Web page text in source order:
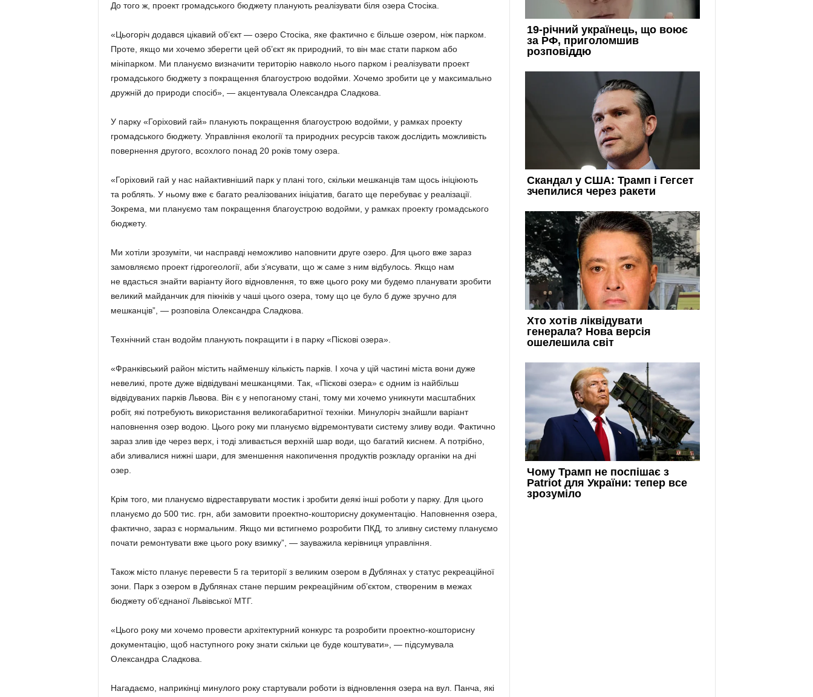
До того ж, проект громадського бюджету планують реалізувати біля озера Стосіка.
«Цьогоріч додався цікавий об’єкт — озеро Стосіка, яке фактично є більше озером, ніж парком.
Проте, якщо ми хочемо зберегти цей об’єкт як природний, то він має стати парком або
мініпарком. Ми плануємо визначити територію навколо нього парком і реалізувати проект
громадського бюджету з покращення благоустрою водойми. Хочемо зробити це у максимально
дружній до природи спосіб», — акцентувала Олександра Сладкова.
У парку «Горіховий гай» планують покращення благоустрою водойми, у рамках проекту
громадського бюджету. Управління екології та природних ресурсів також дослідить можливість
повернення другого, всохлого понад 20 років тому озера.
«Горіховий гай у нас найактивніший парк у плані того, скільки мешканців там щось ініціюють
та роблять. У ньому вже є багато реалізованих ініціатив, багато ще перебуває у реалізації.
Зокрема, ми плануємо там покращення благоустрою водойми, у рамках проекту громадського
бюджету.
Ми хотіли зрозуміти, чи насправді неможливо наповнити друге озеро. Для цього вже зараз
замовляємо проект гідрогеології, аби з’ясувати, що ж саме з ним відбулось. Якщо нам
не вдасться знайти варіанту його відновлення, то вже цього року ми будемо планувати зробити
великий майданчик для пікніків у чаші цього озера, тому що це було б дуже зручно для
мешканців”, — розповіла Олександра Сладкова.
Технічний стан водойм планують покращити і в парку «Піскові озера».
«Франківський район містить найменшу кількість парків. І хоча у цій частині міста вони дуже
невеликі, проте дуже відвідувані мешканцями. Так, «Піскові озера» є одним із найбільш
відвідуваних парків Львова. Він є у непоганому стані, тому ми хочемо уникнути масштабних
робіт, які потребують використання великогабаритної техніки. Минулоріч знайшли варіант
наповнення озер водою. Цього року ми плануємо відремонтувати систему зливу води. Фактично
зараз злив іде через верх, і тоді зливається верхній шар води, що багатий киснем. А потрібно,
аби зливалися нижні шари, для зменшення накопичення продуктів розкладу органіки на дні
озер.
Крім того, ми плануємо відреставрувати мостик і зробити деякі інші роботи у парку. Для цього
плануємо до 500 тис. грн, аби замовити проектно-кошторисну документацію. Наповнення озера,
фактично, зараз є нормальним. Якщо ми встигнемо розробити ПКД, то зливну систему плануємо
почати ремонтувати вже цього року взимку”, — зауважила керівниця управління.
Також місто планує перевести 5 га території з великим озером в Дублянах у статус рекреаційної
зони. Парк з озером в Дублянах стане першим рекреаційним об’єктом, створеним в межах
бюджету об’єднаної Львівської МТГ.
«Цього року ми хочемо провести архітектурний конкурс та розробити проектно-кошторисну
документацію, щоб наступного року знати скільки це буде коштувати», — підсумувала
Олександра Сладкова.
Нагадаємо, наприкінці минулого року стартували роботи із відновлення озера на вул. Панча, які